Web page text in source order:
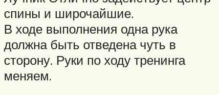
спины и широчайшие.
В ходе выполнения одна рука
должна быть отведена чуть в
сторону. Руки по ходу тренинга
меняем.